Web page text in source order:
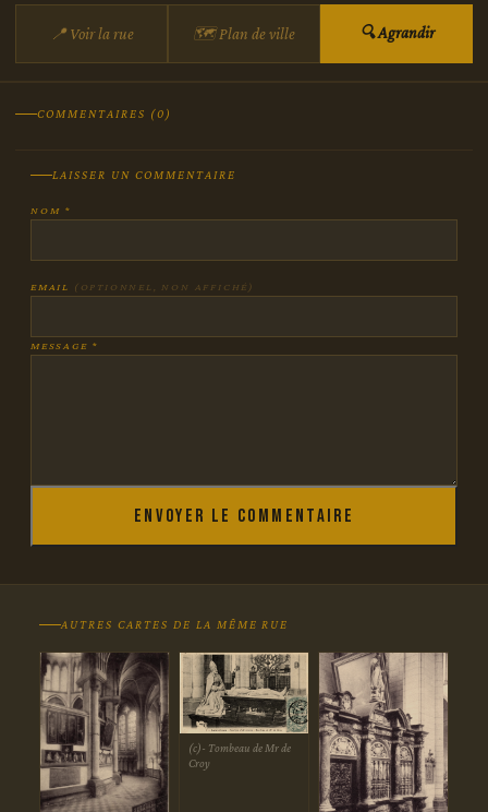
📍 Voir la rue 🗺 Plan de ville 🔍 Agrandir
COMMENTAIRES (0)
LAISSER UN COMMENTAIRE
NOM *
EMAIL (OPTIONNEL, NON AFFICHÉ)
MESSAGE *
Envoyer le commentaire
AUTRES CARTES DE LA MÊME RUE
(c)- Tombeau de Mr de
Croy